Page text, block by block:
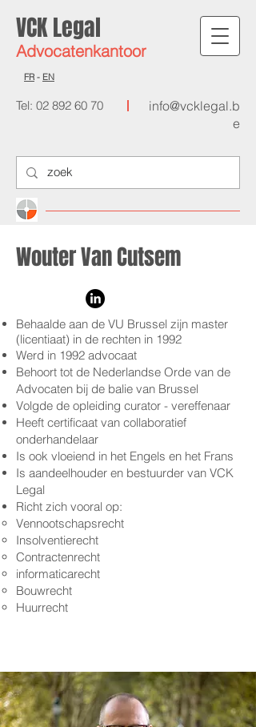
VCK Legal
Advocatenkantoor
Tel: 02 892 60 70
info@vcklegal.b
e
FR - EN
Wouter Van Cutsem
Behaalde aan de VU Brussel zijn master
(licentiaat) in de rechten in 1992
Werd in 1992 advocaat
Behoort tot de Nederlandse Orde van de
Advocaten bij de balie van Brussel
Volgde de opleiding curator - vereffenaar
Heeft certificaat van collaboratief
onderhandelaar
Is ook vloeiend in het Engels en het Frans
Is aandeelhouder en bestuurder van VCK
Legal
Richt zich vooral op: ​​
Vennootschapsrecht
Insolventierecht
Contractenrecht
informaticarecht
Bouwrecht
Huurrecht